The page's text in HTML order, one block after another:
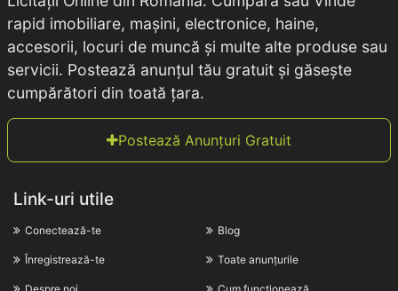
rapid imobiliare, mașini, electronice, haine,
accesorii, locuri de muncă și multe alte produse sau
servicii. Postează anunțul tău gratuit și găsește
cumpărători din toată țara.
Postează Anunțuri Gratuit
Link-uri utile
Conectează-te
Înregistrează-te
Blog
Toate anunțurile